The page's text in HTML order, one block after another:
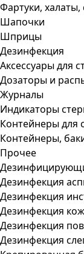
Фартуки, халаты,
Шапочки
Шприцы
Дезинфекция
Аксессуары для
Дозаторы и
Журналы
Индикаторы
Контейнеры для
Контейнеры,
Прочее
Дезинфекция
Дезинфекция
Дезинфекция
Дезинфекция
Дезинфекция